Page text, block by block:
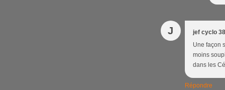
J
jef cyclo 38
Une façon
moins
dans les
Répondre